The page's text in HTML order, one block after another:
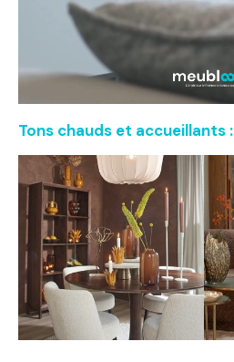
Tons chauds et accueillants :